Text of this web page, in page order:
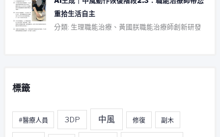
重拾生活自主
分類: 生理職能治療、黃國朕職能治療師創新研發
標籤
#醫療人員 3DP 中風 修復 副木